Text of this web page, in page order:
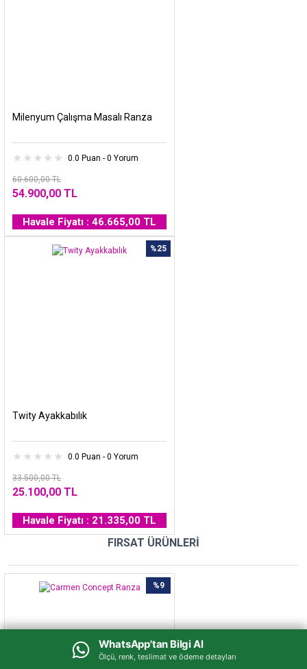
WhatsApp'tan Bilgi Al
Ölçü, renk, teslimat ve ödeme detayları
Milenyum Çalışma Masalı Ranza
0.0 Puan - 0 Yorum
60.600,00 TL
54.900,00 TL
Havale Fiyatı : 46.665,00 TL
%25
Twity Ayakkabılık
0.0 Puan - 0 Yorum
33.500,00 TL
25.100,00 TL
Havale Fiyatı : 21.335,00 TL
FIRSAT ÜRÜNLERİ
%9
WhatsApp'tan Bilgi Al
Ölçü, renk, teslimat ve ödeme detayları